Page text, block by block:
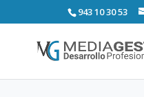
943 10 30 53